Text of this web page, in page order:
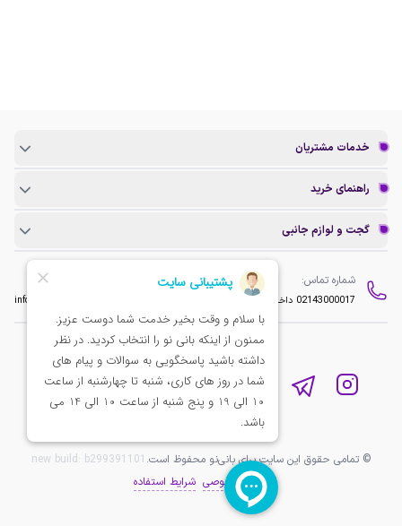
خدمات مشتریان
راهنمای خرید
گجت و لوازم جانبی
شماره تماس:
02143000017 داخلی 2 info@baninopc.com
© تمامی حقوق این سایت برای بانی‌نو محفوظ است. new build: b299391101
حریم خصوصی شرایط استفاده